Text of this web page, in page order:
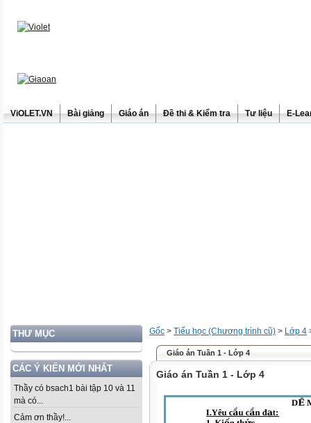
ViOLET.VN Bài giảng Giáo án Đề thi & Kiểm tra Tư liệu E-
THƯ MỤC
CÁC Ý KIẾN MỚI NHẤT
Thầy có bsach1 bài tập 10 và 11
mà có...
Cảm ơn thầy!...
Gốc > Tiểu học (Chương trình cũ) > Lớp 4
Giáo án Tuần 1 - Lớp 4
Giáo án Tuần 1 - Lớp 4